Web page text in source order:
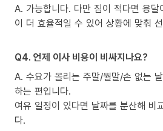
A. 가능합니다. 다만 짐이 적다면 용
이 더 효율적일 수 있어 상황에 맞춰
Q4. 언제 이사 비용이 비싸지나요?
A. 수요가 몰리는 주말/월말/손 없는
하는 편입니다.
여유 일정이 있다면 날짜를 분산해 비
다.